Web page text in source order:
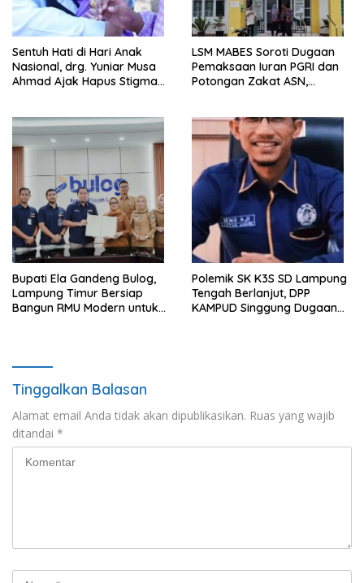
Sentuh Hati di Hari Anak
Nasional, drg. Yuniar Musa
Ahmad Ajak Hapus Stigma
LSM MABES Soroti Dugaan
Pemaksaan Iuran PGRI dan
Potongan Zakat ASN,
Bupati Ela Gandeng Bulog,
Lampung Timur Bersiap
Bangun RMU Modern untuk
Polemik SK K3S SD Lampung
Tengah Berlanjut, DPP
KAMPUD Singgung Dugaan
Tinggalkan Balasan
Alamat email Anda tidak akan dipublikasikan. Ruas yang wajib
ditandai *